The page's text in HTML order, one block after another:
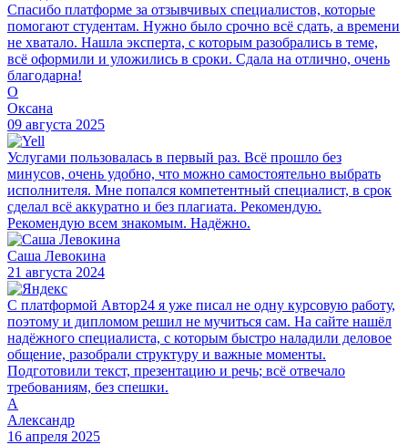
Спасибо платформе за отзывчивых специалистов, которые
помогают студентам. Нужно было срочно всё сдать, а времени
не хватало. Нашла эксперта, с которым разобрались в теме,
всё оформили и уложились в сроки. Сдала на отлично, очень
благодарна!
О
Оксана
09 августа 2025
Услугами пользовалась в первый раз. Всё прошло без
минусов, очень удобно, что можно самостоятельно выбрать
исполнителя. Мне попался компетентный специалист, в срок
сделал всё аккуратно и без плагиата. Рекомендую.
Рекомендую всем знакомым. Надёжно.
Саша Левокина
21 августа 2024
С платформой Автор24 я уже писал не одну курсовую работу,
поэтому и дипломом решил не мучиться сам. На сайте нашёл
надёжного специалиста, с которым быстро наладили деловое
общение, разобрали структуру и важные моменты.
Подготовили текст, презентацию и речь; всё отвечало
требованиям, без спешки.
А
Александр
16 апреля 2025